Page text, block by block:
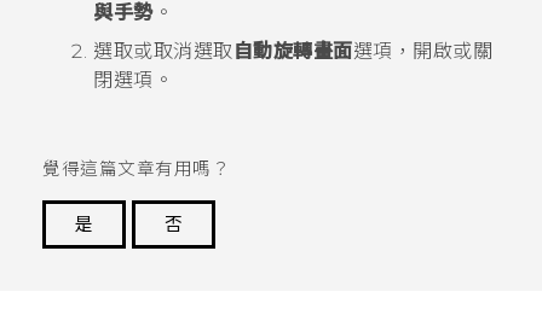
與手勢。
選取或取消選取 自動旋轉畫面選項，開啟或關
閉選項。
覺得這篇文章有用嗎？
是
否